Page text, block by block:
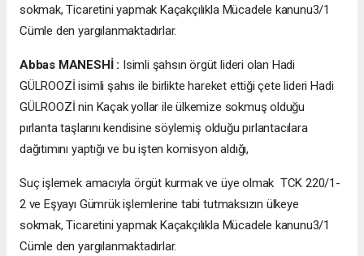
sokmak, Ticaretini yapmak Kaçakçılıkla Mücadele kanunu3/1
Cümle den yargılanmaktadırlar.
Abbas MANESHİ : Isimli şahsın örgüt lideri olan Hadi
GÜLROOZİ isimli şahıs ile birlikte hareket ettiği çete lideri Hadi
GÜLROOZİ nin Kaçak yollar ile ülkemize sokmuş olduğu
pırlanta taşlarını kendisine söylemiş olduğu pırlantacılara
dağıtımını yaptığı ve bu işten komisyon aldığı,
Suç işlemek amacıyla örgüt kurmak ve üye olmak TCK 220/1-
2 ve Eşyayı Gümrük işlemlerine tabi tutmaksızın ülkeye
sokmak, Ticaretini yapmak Kaçakçılıkla Mücadele kanunu3/1
Cümle den yargılanmaktadırlar.